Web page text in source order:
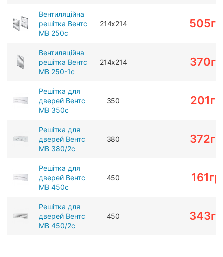
Вентиляційна
решітка Вентс
МВ 250с
214х214 505
Вентиляційна
решітка Вентс
МВ 250-1с
214х214 370
Решітка для
дверей Вентс
МВ 350c
350 201
Решітка для
дверей Вентс
МВ 380/2c
380 372
Решітка для
дверей Вентс
МВ 450c
450 161
Решітка для
дверей Вентс
МВ 450/2с
450 343